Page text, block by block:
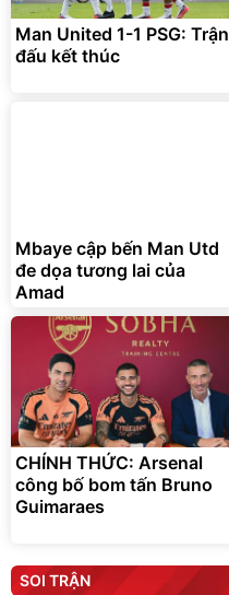
Man United 1-1 PSG: Trận
đấu kết thúc
Mbaye cập bến Man Utd
đe dọa tương lai của
Amad
CHÍNH THỨC: Arsenal
công bố bom tấn Bruno
Guimaraes
SOI TRẬN